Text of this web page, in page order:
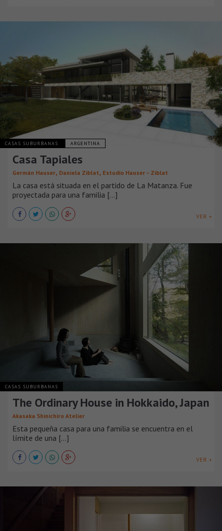
CASAS SUBURBANAS ARGENTINA
Casa Tapiales
Germán Hauser, Daniela Ziblat, Estudio Hauser – Ziblat
La casa está situada en el partido de La Matanza. Fue
proyectada para una familia [...]
VER +
CASAS SUBURBANAS
The Ordinary House in Hokkaido, Japan
Akasaka Shinichiro Atelier
Esta pequeña casa para una familia se encuentra en el
límite de una [...]
VER +